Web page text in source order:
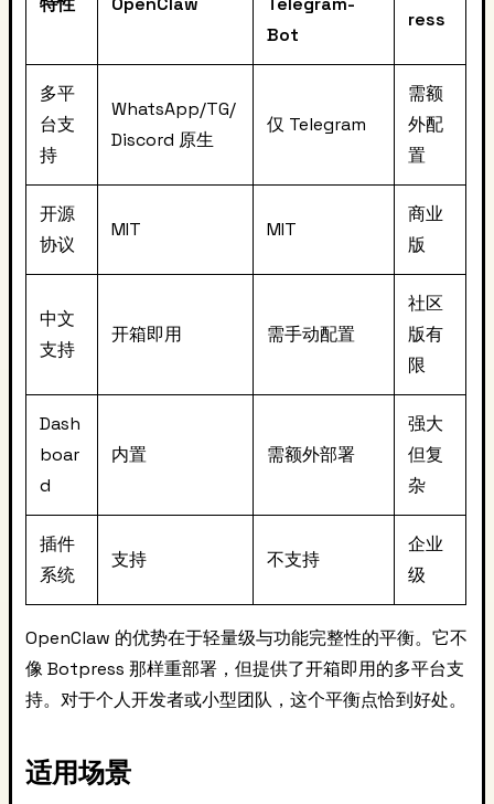
Bot
ress
多平
台支
持
WhatsApp/TG/
Discord 原生
仅 Telegram
需额
外配
置
开源
协议
MIT MIT
商业
版
中文
支持
开箱即用 需手动配置
社区
版有
限
Dash
boar
d
内置 需额外部署
强大
但复
杂
插件
系统
支持 不支持
企业
级
OpenClaw 的优势在于轻量级与功能完整性的平衡。它不
像 Botpress 那样重部署，但提供了开箱即用的多平台支
持。对于个人开发者或小型团队，这个平衡点恰到好处。
适用场景